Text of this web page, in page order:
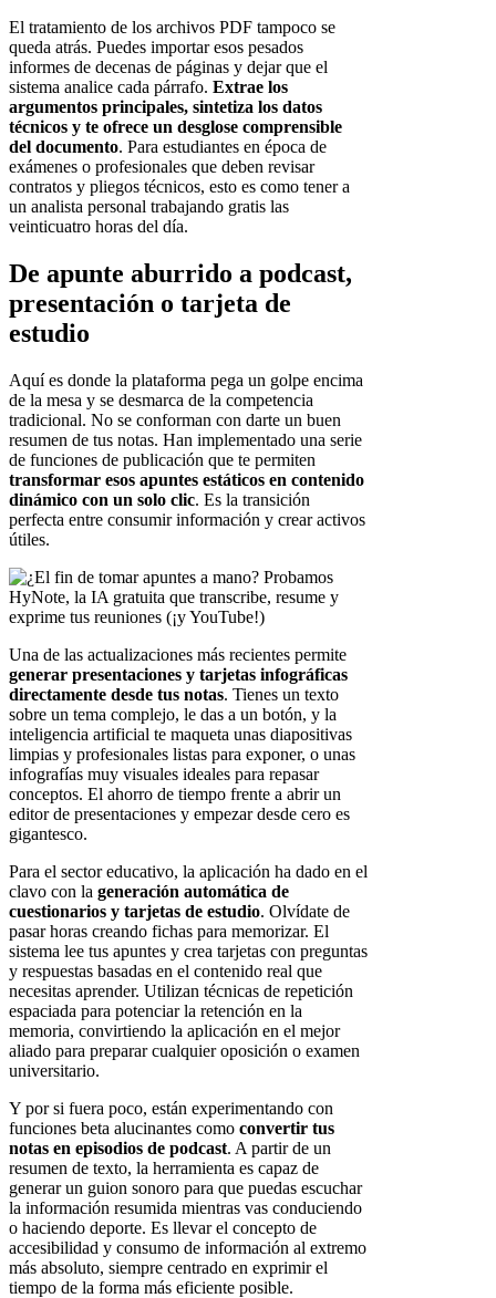
El tratamiento de los archivos PDF tampoco se
queda atrás. Puedes importar esos pesados
informes de decenas de páginas y dejar que el
sistema analice cada párrafo. Extrae los
argumentos principales, sintetiza los datos
técnicos y te ofrece un desglose comprensible
del documento. Para estudiantes en época de
exámenes o profesionales que deben revisar
contratos y pliegos técnicos, esto es como tener a
un analista personal trabajando gratis las
veinticuatro horas del día.
De apunte aburrido a podcast,
presentación o tarjeta de
estudio
Aquí es donde la plataforma pega un golpe encima
de la mesa y se desmarca de la competencia
tradicional. No se conforman con darte un buen
resumen de tus notas. Han implementado una serie
de funciones de publicación que te permiten
transformar esos apuntes estáticos en contenido
dinámico con un solo clic. Es la transición
perfecta entre consumir información y crear activos
útiles.
Una de las actualizaciones más recientes permite
generar presentaciones y tarjetas infográficas
directamente desde tus notas. Tienes un texto
sobre un tema complejo, le das a un botón, y la
inteligencia artificial te maqueta unas diapositivas
limpias y profesionales listas para exponer, o unas
infografías muy visuales ideales para repasar
conceptos. El ahorro de tiempo frente a abrir un
editor de presentaciones y empezar desde cero es
gigantesco.
Para el sector educativo, la aplicación ha dado en el
clavo con la generación automática de
cuestionarios y tarjetas de estudio. Olvídate de
pasar horas creando fichas para memorizar. El
sistema lee tus apuntes y crea tarjetas con preguntas
y respuestas basadas en el contenido real que
necesitas aprender. Utilizan técnicas de repetición
espaciada para potenciar la retención en la
memoria, convirtiendo la aplicación en el mejor
aliado para preparar cualquier oposición o examen
universitario.
Y por si fuera poco, están experimentando con
funciones beta alucinantes como convertir tus
notas en episodios de podcast. A partir de un
resumen de texto, la herramienta es capaz de
generar un guion sonoro para que puedas escuchar
la información resumida mientras vas conduciendo
o haciendo deporte. Es llevar el concepto de
accesibilidad y consumo de información al extremo
más absoluto, siempre centrado en exprimir el
tiempo de la forma más eficiente posible.